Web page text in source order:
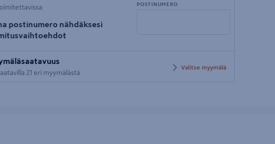
postinumero nähdäksesi
POSTINUMERO
postinumero
21 eri myymälästä
Valitse myymälä